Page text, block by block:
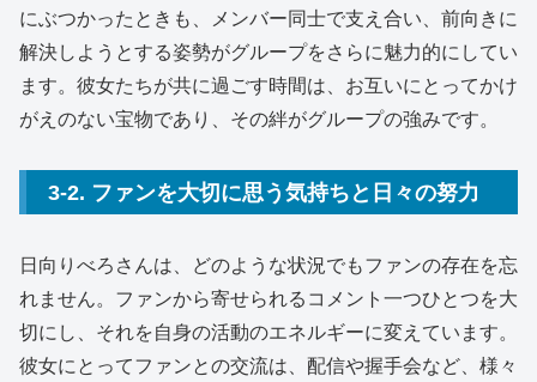
にぶつかったときも、メンバー同士で支え合い、前向きに
解決しようとする姿勢がグループをさらに魅力的にしてい
ます。彼女たちが共に過ごす時間は、お互いにとってかけ
がえのない宝物であり、その絆がグループの強みです。
3-2. ファンを大切に思う気持ちと日々の努力
日向りべろさんは、どのような状況でもファンの存在を忘
れません。ファンから寄せられるコメント一つひとつを大
切にし、それを自身の活動のエネルギーに変えています。
彼女にとってファンとの交流は、配信や握手会など、様々